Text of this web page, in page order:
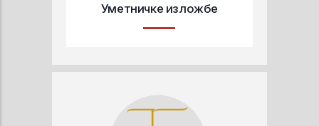
Уметничке изложбе